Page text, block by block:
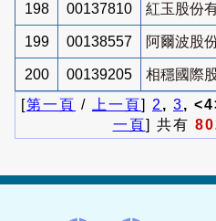
198 00137810 紅玉股份
199 00138557 阿爾波股
200 00139205
相穩國際
[第一頁 / 上一頁] 2 , 3,
一頁] 共有